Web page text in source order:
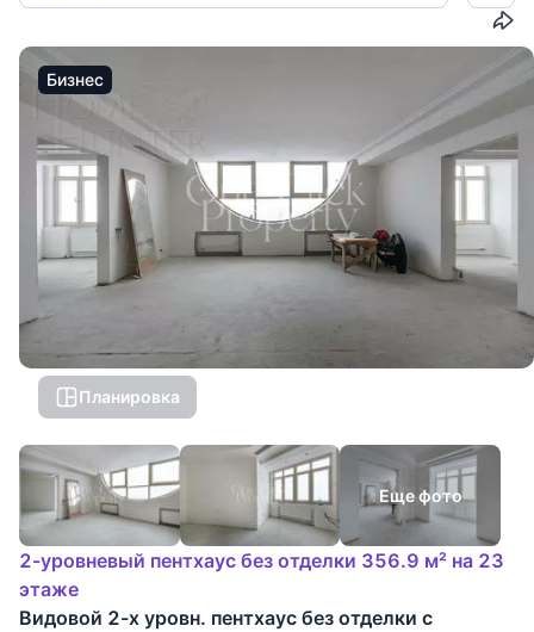
Бизнес
Планировка
Еще фото
2-уровневый пентхаус без отделки 356.9 м² на 23
этаже
Видовой 2-х уровн. пентхаус без отделки с